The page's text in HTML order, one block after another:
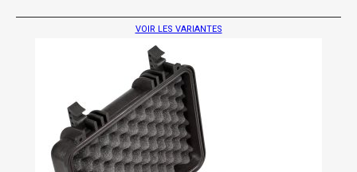
VOIR LES VARIANTES